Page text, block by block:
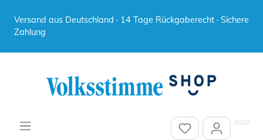
Versand aus Deutschland · 14 Tage Rückgaberecht · Sichere
Zahlung